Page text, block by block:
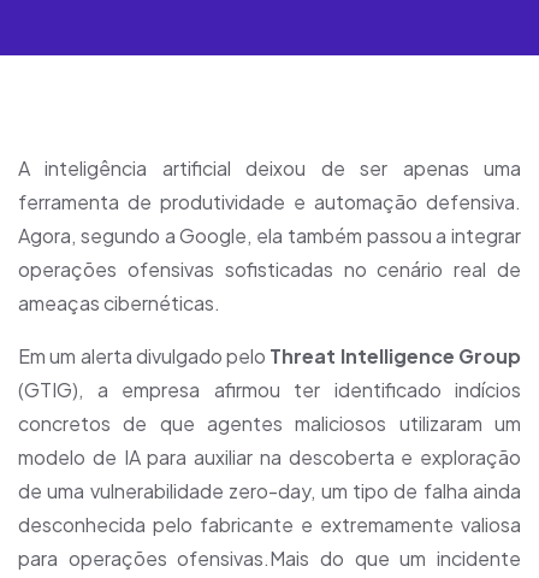
A inteligência artificial deixou de ser apenas uma
ferramenta de produtividade e automação defensiva.
Agora, segundo a Google, ela também passou a integrar
operações ofensivas sofisticadas no cenário real de
ameaças cibernéticas.
Em um alerta divulgado pelo Threat Intelligence Group
(GTIG), a empresa afirmou ter identificado indícios
concretos de que agentes maliciosos utilizaram um
modelo de IA para auxiliar na descoberta e exploração
de uma vulnerabilidade zero-day, um tipo de falha ainda
desconhecida pelo fabricante e extremamente valiosa
para operações ofensivas.Mais do que um incidente